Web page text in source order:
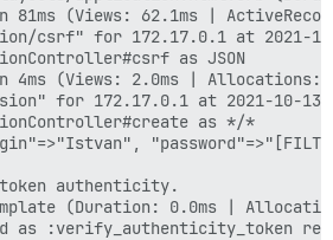
81ms (Views: 62.1ms |
csrf" for 172.17.0.1 at 2021-
as JSON
in 4ms (Views: 2.0ms | Allocations:
for 172.17.0.1 at 2021-10-13
as */*
authenticity.
(Duration: 0.0ms |
as :verify_authenticity_token